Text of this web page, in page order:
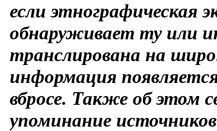
если этнографическая
обнаруживает ту или
транслирована на
информация
вбросе. Также об этом
упоминание